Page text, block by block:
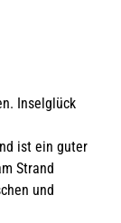
Inselglück
ist ein guter
Strand
und